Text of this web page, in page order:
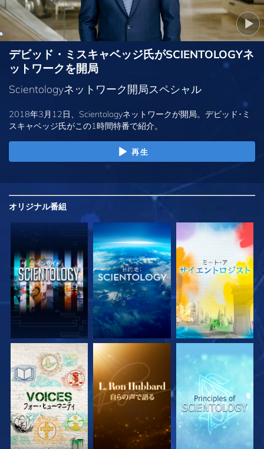
デビッド・ミスキャベッジ氏がSCIENTOLOGYネ
ットワークを開局
Scientologyネットワーク開局スペシャル
2018年3月12日、Scientologyネットワークが開局。デビッド･ミ
スキャベッジ氏がこの1時間特番で紹介。
再生
オリジナル番組
シリーズを探求 シリーズを探求 シリーズを探求